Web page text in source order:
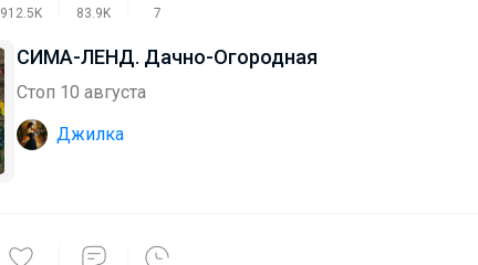
912.5K 83.9K 7
СИМА-ЛЕНД. Дачно-Огородная
Стоп 10 августа
Джилка